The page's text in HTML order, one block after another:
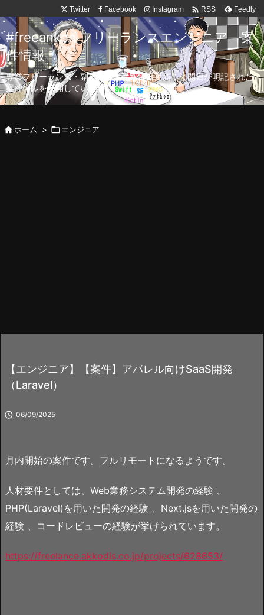
Twitter Facebook Instagram  RSS Feedly
#freeanken フリーランスエンジニア 案
件情報
専業フリーランス・副業向け案件を毎日更新！公開日が明記された
案件のみを公開しています。
ホーム > エンジニア
【エンジニア】【案件】アパレル向けSaaS開発
（Laravel）
 06/09/2025
月内開始の案件です。フルリモートになるようです。
人材要件としては、Web業務システム開発の経験 、
PHP(Laravel)を用いた開発の経験 、Next.jsを用いた開発の
経験 、コードレビューの経験が挙げられています。
https://freelance.akkodis.co.jp/projects/628653/